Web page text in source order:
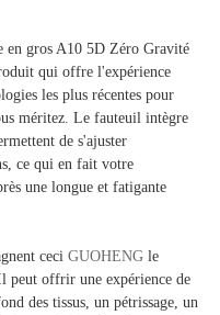
en gros A10 5D Zéro Gravité
qui offre l'expérience
les plus récentes pour
méritez. Le fauteuil intègre
de s'ajuster
ce qui en fait votre
une longue et fatigante
ceci GUOHENG le
peut offrir une expérience de
des tissus, un pétrissage, un